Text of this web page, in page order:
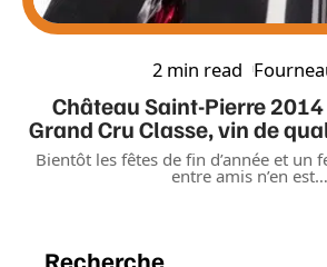
2 min read
Château Saint-Pierre
Grand Cru Classe, vin de
Bientôt les fêtes de fin d’année et un
entre amis n’en est…
Recherche